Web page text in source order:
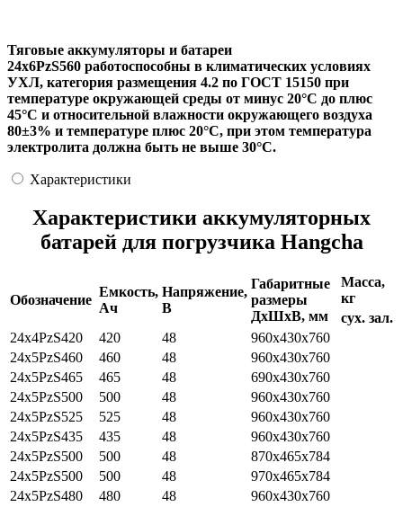
Тяговые аккумуляторы и батареи
24х6PzS560 работоспособны в климатических условиях
УХЛ, категория размещения 4.2 по ГОСТ 15150 при
температуре окружающей среды от минус 20°С до плюс
45°С и относительной влажности окружающего воздуха
80±3% и температуре плюс 20°С, при этом температура
электролита должна быть не выше 30°С.
Характеристики
Характеристики аккумуляторных
батарей для погрузчика Hangcha
Обозначение
Емкость,
Ач
Напряжение,
В
Габаритные
размеры
ДхШхВ, мм
Масса,
кг
сух. зал.
24х4PzS420
420 48
960x430x760
24x5PzS460
460 48
960x430x760
24x5PzS465
465 48
690x430x760
24x5PzS500
500 48
960x430x760
24x5PzS525
525 48
960х430х760
24x5PzS435
435 48
960x430x760
24x5PzS500
500 48
870х465х784
24x5PzS500
500 48
970х465х784
24x5PzS480
480 48
960x430x760